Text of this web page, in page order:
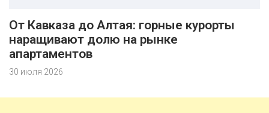
От Кавказа до Алтая: горные курорты
наращивают долю на рынке
апартаментов
30 июля 2026